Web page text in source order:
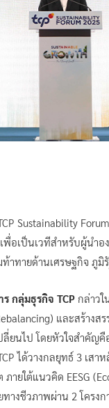
Sustainability
พื่อเป็นเวทีสำหรับผู้นำ
าทายด้านเศรษฐกิจ ภู
กลุ่มธุรกิจ TCP กล่าวใ
และสร้างส
นไป โดยหัวใจสำคัญ
ได้วางกลยุทธ์ 3 เสา
ยใต้แนวคิด EESG
างชีวภาพผ่าน 2 โคร